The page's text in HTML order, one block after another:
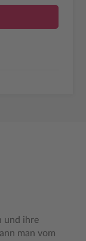
und ihre
man vom